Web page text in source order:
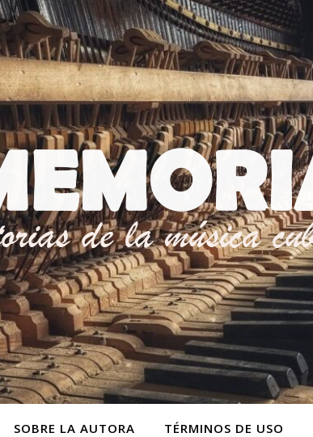
SOBRE LA AUTORA TÉRMINOS DE USO